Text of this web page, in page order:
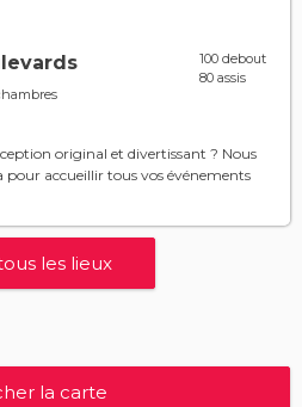
100 debout
80 assis
original et divertissant ? Nous
pour accueillir tous vos événements
les lieux
la carte